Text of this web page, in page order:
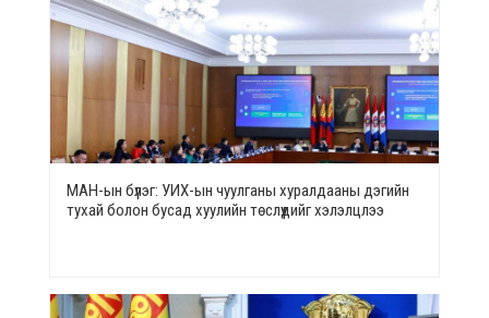
МАН-ын бүлэг: УИХ-ын чуулганы хуралдааны дэгийн
тухай болон бусад хуулийн төслүүдийг хэлэлцлээ